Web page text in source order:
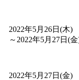
2022年5月26日(木)
～ 2022年5月27日(
2022年5月27日(金)